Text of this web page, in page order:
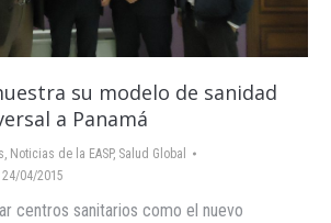
su modelo de sanidad
a Panamá
, Noticias de la EASP, Salud Global
24/04/2015
centros sanitarios como el nuevo